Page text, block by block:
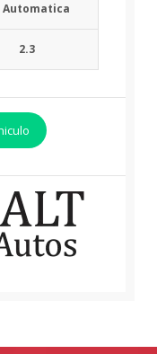
Automatica
2.3